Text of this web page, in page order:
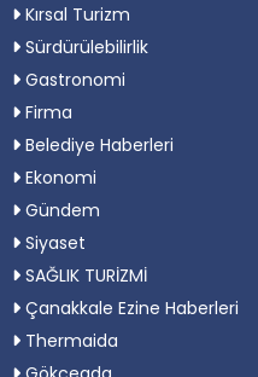
Kırsal Turizm
Sürdürülebilirlik
Gastronomi
Firma
Belediye Haberleri
Ekonomi
Gündem
Siyaset
SAĞLIK TURİZMİ
Çanakkale Ezine Haberleri
Thermaida